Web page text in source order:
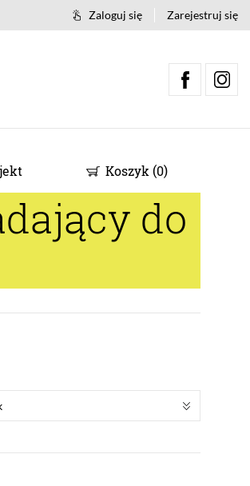
Zaloguj się Zarejestruj się
Koszyk (0)
do